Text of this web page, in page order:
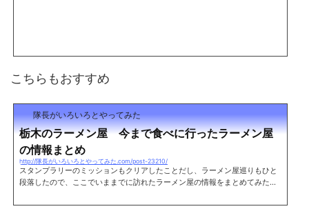
こちらもおすすめ
隊長がいろいろとやってみた
栃木のラーメン屋 今まで食べに行ったラーメン屋
の情報まとめ
http://隊長がいろいろとやってみた.com/post-23210/
スタンプラリーのミッションもクリアしたことだし、ラーメン屋巡りもひと
段落したので、ここでいままでに訪れたラーメン屋の情報をまとめてみた。
馬の境に位置する県西にあるエリア。 まだまだラーメン屋として有名なお店